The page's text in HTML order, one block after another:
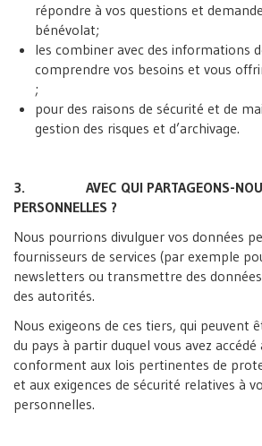
répondre à vos questions et
bénévolat;
les combiner avec des informations
comprendre vos besoins et vous
;
pour des raisons de sécurité et de
gestion des risques et d’archivage.
3. AVEC QUI PARTAGEONS-NOUS
PERSONNELLES ?
Nous pourrions divulguer vos données
fournisseurs de services (par exemple
newsletters ou transmettre des
des autorités.
Nous exigeons de ces tiers, qui peuvent
du pays à partir duquel vous avez accédé
conforment aux lois pertinentes de
et aux exigences de sécurité relatives à
personnelles.